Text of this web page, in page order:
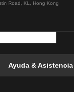
Tren De Lisboa A Madrid
Road, KL, Hong Kong
Ayuda & Asistencia